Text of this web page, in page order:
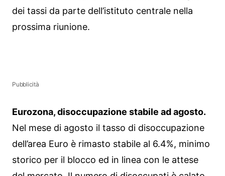
dei tassi da parte dell’istituto centrale nella
prossima riunione.
Pubblicità
Eurozona, disoccupazione stabile ad agosto.
Nel mese di agosto il tasso di disoccupazione
dell’area Euro è rimasto stabile al 6.4%, minimo
storico per il blocco ed in linea con le attese